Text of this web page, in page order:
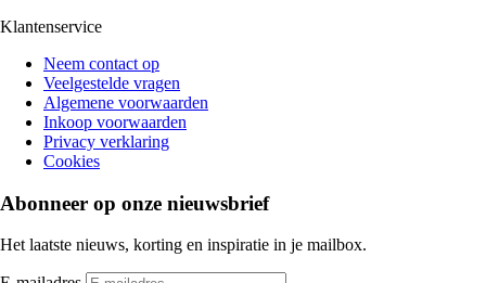
Klantenservice
Neem contact op
Veelgestelde vragen
Algemene voorwaarden
Inkoop voorwaarden
Privacy verklaring
Cookies
Abonneer op onze nieuwsbrief
Het laatste nieuws, korting en inspiratie in je mailbox.